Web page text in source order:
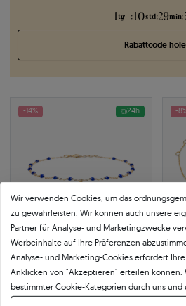
1 tg :10std :29min:
Rabattcode
-14% 24h
Armband Kleeblatt mit Zirkonia 17
cm, 585er Gold
-
Wir verwenden Cookies, um das
zu gewährleisten. Wir können auch unsere
Partner für Analyse- und Marketingzwecke
Werbeinhalte auf Ihre Präferenzen
Analyse- und Marketing-Cookies erfordert
Anklicken von "Akzeptieren" erteilen können.
bestimmter Cookie-Kategorien durch uns und
möchten, klicken Sie auf "Lassen Sie mich